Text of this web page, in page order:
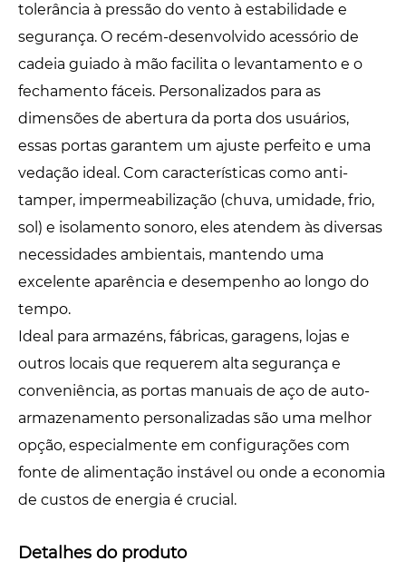
tolerância à pressão do vento à estabilidade e
segurança. O recém-desenvolvido acessório de
cadeia guiado à mão facilita o levantamento e o
fechamento fáceis. Personalizados para as
dimensões de abertura da porta dos usuários,
essas portas garantem um ajuste perfeito e uma
vedação ideal. Com características como anti-
tamper, impermeabilização (chuva, umidade, frio,
sol) e isolamento sonoro, eles atendem às diversas
necessidades ambientais, mantendo uma
excelente aparência e desempenho ao longo do
tempo.
Ideal para armazéns, fábricas, garagens, lojas e
outros locais que requerem alta segurança e
conveniência, as portas manuais de aço de auto-
armazenamento personalizadas são uma melhor
opção, especialmente em configurações com
fonte de alimentação instável ou onde a economia
de custos de energia é crucial.
Detalhes do produto